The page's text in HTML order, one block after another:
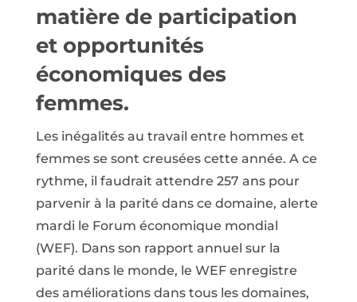
matière de participation
et opportunités
économiques des
femmes.
Les inégalités au travail entre hommes et
femmes se sont creusées cette année. A ce
rythme, il faudrait attendre 257 ans pour
parvenir à la parité dans ce domaine, alerte
mardi le Forum économique mondial
(WEF). Dans son rapport annuel sur la
parité dans le monde, le WEF enregistre
des améliorations dans tous les domaines,